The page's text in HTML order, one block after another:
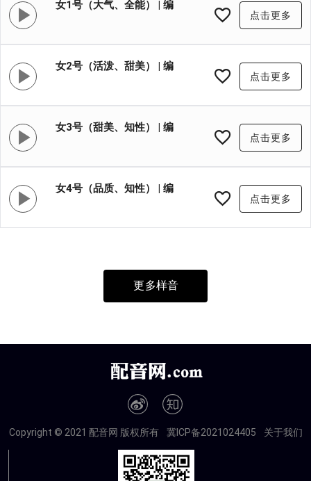
女1号（大气、全能） | 编
号:XYG001
点击更多
女2号（活泼、甜美） | 编
号:XYG002
点击更多
女3号（甜美、知性） | 编
号:XYG003
点击更多
女4号（品质、知性） | 编
号:XYG004
点击更多
更多样音
Copyright © 2021 配音网 版权所有 冀ICP备2021024405 关于我们